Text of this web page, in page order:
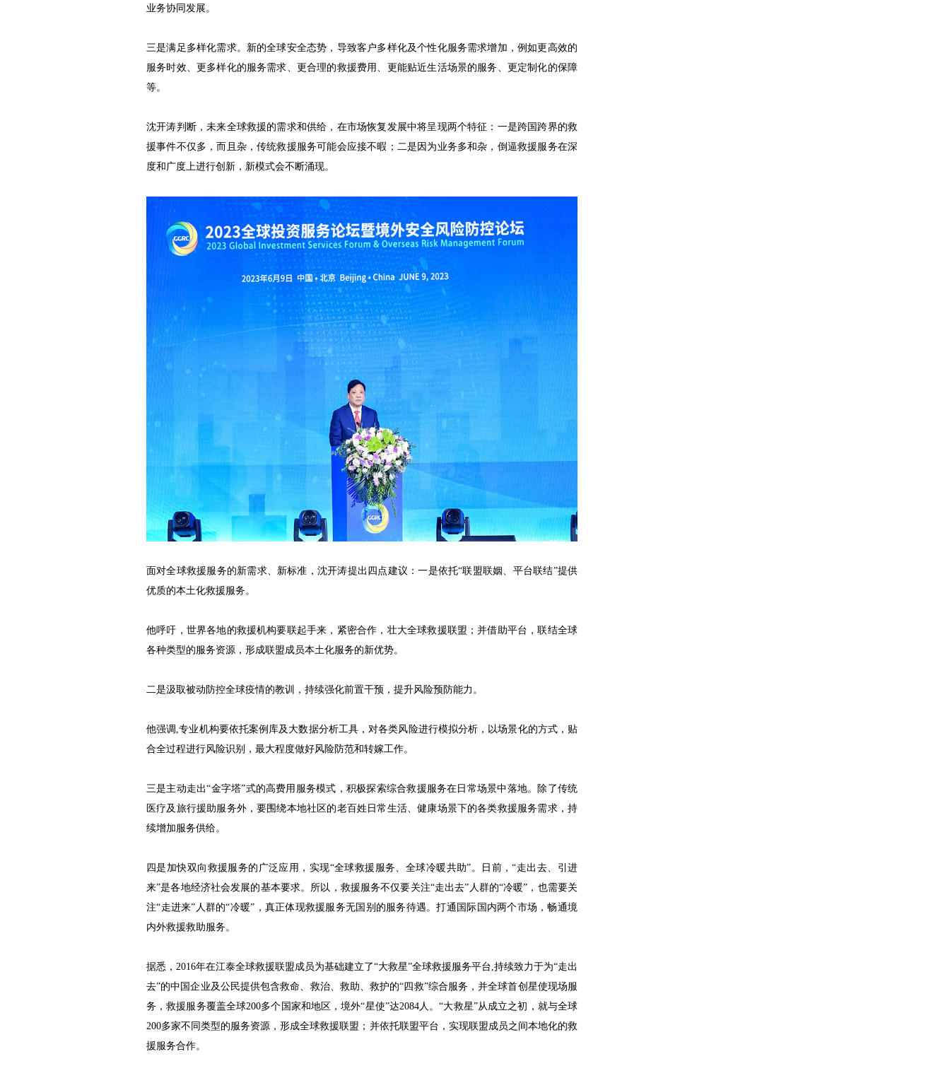
业务协同发展。
三是满足多样化需求。新的全球安全态势，导致客户多样化及个性化服务需求增加，例如更高效的
服务时效、更多样化的服务需求、更合理的救援费用、更能贴近生活场景的服务、更定制化的保障
等。
沈开涛判断，未来全球救援的需求和供给，在市场恢复发展中将呈现两个特征：一是跨国跨界的救
援事件不仅多，而且杂，传统救援服务可能会应接不暇；二是因为业务多和杂，倒逼救援服务在深
度和广度上进行创新，新模式会不断涌现。
面对全球救援服务的新需求、新标准，沈开涛提出四点建议：一是依托“联盟联姻、平台联结”提供
优质的本土化救援服务。
他呼吁，世界各地的救援机构要联起手来，紧密合作，壮大全球救援联盟；并借助平台，联结全球
各种类型的服务资源，形成联盟成员本土化服务的新优势。
二是汲取被动防控全球疫情的教训，持续强化前置干预，提升风险预防能力。
他强调,专业机构要依托案例库及大数据分析工具，对各类风险进行模拟分析，以场景化的方式，贴
合全过程进行风险识别，最大程度做好风险防范和转嫁工作。
三是主动走出“金字塔”式的高费用服务模式，积极探索综合救援服务在日常场景中落地。除了传统
医疗及旅行援助服务外，要围绕本地社区的老百姓日常生活、健康场景下的各类救援服务需求，持
续增加服务供给。
四是加快双向救援服务的广泛应用，实现“全球救援服务、全球冷暖共助”。日前，“走出去、引进
来”是各地经济社会发展的基本要求。所以，救援服务不仅要关注“走出去”人群的“冷暖”，也需要关
注“走进来”人群的“冷暖”，真正体现救援服务无国别的服务待遇。打通国际国内两个市场，畅通境
内外救援救助服务。
据悉，2016年在江泰全球救援联盟成员为基础建立了“大救星”全球救援服务平台,持续致力于为“走出
去”的中国企业及公民提供包含救命、救治、救助、救护的“四救”综合服务，并全球首创星使现场服
务，救援服务覆盖全球200多个国家和地区，境外“星使”达2084人。“大救星”从成立之初，就与全球
200多家不同类型的服务资源，形成全球救援联盟；并依托联盟平台，实现联盟成员之间本地化的救
援服务合作。